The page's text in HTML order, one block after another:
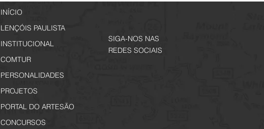
Inscrições Abertas!
INÍCIO
LENÇÓIS PAULISTA
INSTITUCIONAL
COMTUR
PERSONALIDADES
PROJETOS
PORTAL DO ARTESÃO
CONCURSOS
SIGA-NOS NAS
REDES SOCIAIS